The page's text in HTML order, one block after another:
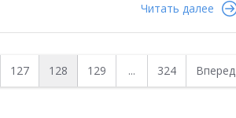
Читать далее
127 128 129 ... 324 Вперед